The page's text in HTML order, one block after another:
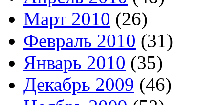
Март 2010 (26)
Февраль 2010 (31)
Январь 2010 (35)
Декабрь 2009 (46)